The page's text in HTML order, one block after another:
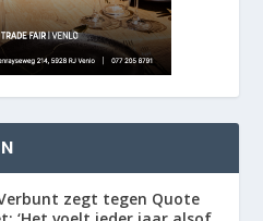
zegt tegen Quote